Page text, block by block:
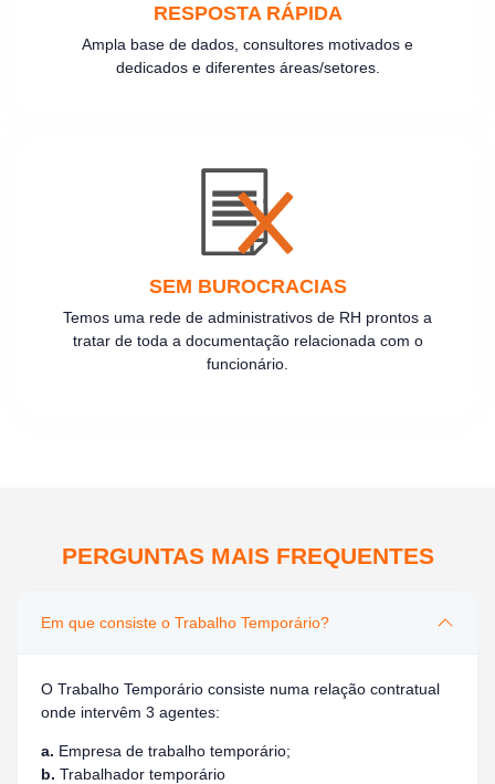
RESPOSTA RÁPIDA
Ampla base de dados, consultores motivados e
dedicados e diferentes áreas/setores.
SEM BUROCRACIAS
Temos uma rede de administrativos de RH prontos a
tratar de toda a documentação relacionada com o
funcionário.
PERGUNTAS MAIS FREQUENTES
Em que consiste o Trabalho Temporário?
O Trabalho Temporário consiste numa relação contratual
onde intervêm 3 agentes:
a. Empresa de trabalho temporário;
b. Trabalhador temporário